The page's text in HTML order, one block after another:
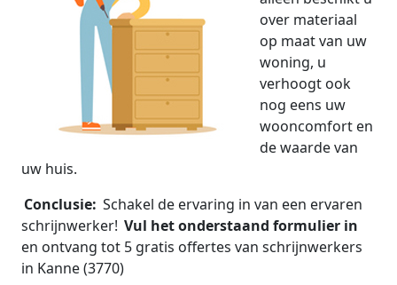
over materiaal
op maat van uw
woning, u
verhoogt ook
nog eens uw
wooncomfort en
de waarde van
uw huis.
Conclusie: Schakel de ervaring in van een ervaren
schrijnwerker! Vul het onderstaand formulier in
en ontvang tot 5 gratis offertes van schrijnwerkers
in Kanne (3770)